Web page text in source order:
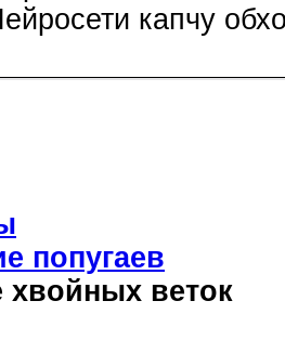
капчу
попугаев
хвойных веток